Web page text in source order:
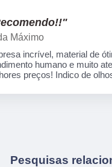
Máximo
incrível, material de
humano e muito
preços! Indico de
Pesquisas